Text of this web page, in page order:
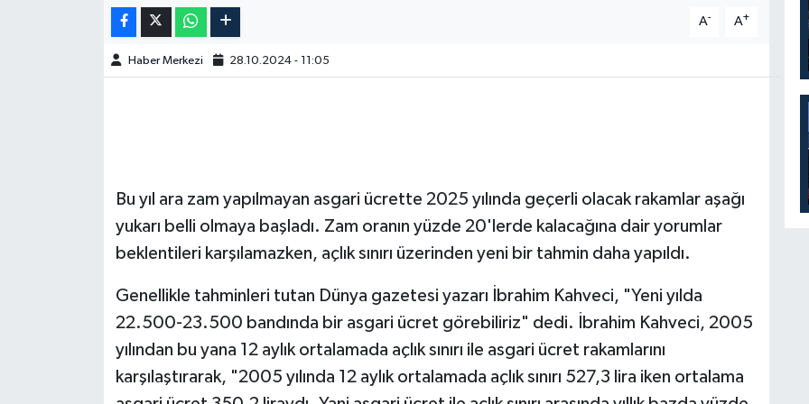
A- A+
Haber Merkezi 28.10.2024 - 11:05
Bu yıl ara zam yapılmayan asgari ücrette 2025 yılında geçerli olacak rakamlar aşağı
yukarı belli olmaya başladı. Zam oranın yüzde 20'lerde kalacağına dair yorumlar
beklentileri karşılamazken, açlık sınırı üzerinden yeni bir tahmin daha yapıldı.
Genellikle tahminleri tutan Dünya gazetesi yazarı İbrahim Kahveci, "Yeni yılda
22.500-23.500 bandında bir asgari ücret görebiliriz" dedi. İbrahim Kahveci, 2005
yılından bu yana 12 aylık ortalamada açlık sınırı ile asgari ücret rakamlarını
karşılaştırarak, "2005 yılında 12 aylık ortalamada açlık sınırı 527,3 lira iken ortalama